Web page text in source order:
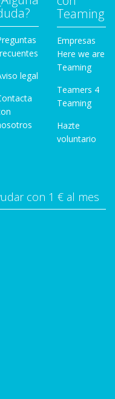
legal
Teaming
Empresas
Here we are
Teaming
Teamers 4
Teaming
Hazte
voluntario
con 1 € al mes